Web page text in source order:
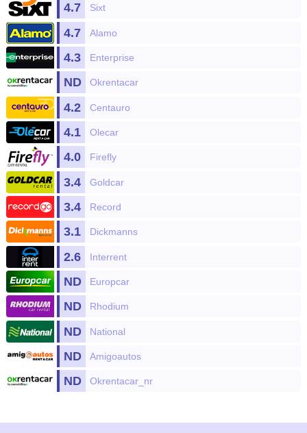
Sixt
4.7
Alamo
4.7
Enterprise
4.3
Okrentacar
ND
Centauro
4.2
Olecar
4.1
Firefly
4.0
Goldcar
3.4
Record
3.4
Dickmanns
3.1
Interrent
2.6
Europcar
ND
Rhodium
ND
National
ND
Amigoautos
ND
Okrentacar_nr
ND